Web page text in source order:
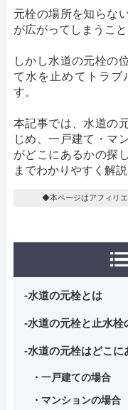
元栓の場所を知らな
が広がってしまうこと
しかし水道の元栓の
て水を止めてトラブ
す。
本記事では、水道の
じめ、一戸建て・マ
がどこにあるかの探
までわかりやすく解説
◆本ページはアフィリエ
水道の元栓とは
水道の元栓と止水栓
水道の元栓はどこに
一戸建ての場合
マンションの場合